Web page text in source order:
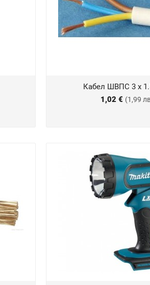
Кабел ШВПС 3 х
1,02 € (1,99